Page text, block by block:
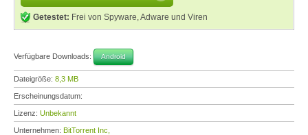
Getestet: Frei von Spyware, Adware und Viren
Verfügbare Downloads: Android
Dateigröße: 8,3 MB
Erscheinungsdatum:
Lizenz: Unbekannt
Unternehmen: BitTorrent Inc,